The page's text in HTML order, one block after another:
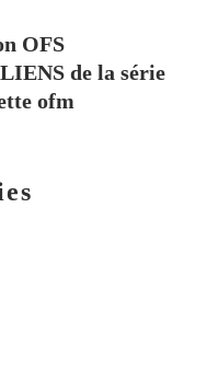
OFS
de la série
ofm